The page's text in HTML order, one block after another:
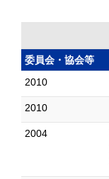
委員会・協会等
2010
2010
2004